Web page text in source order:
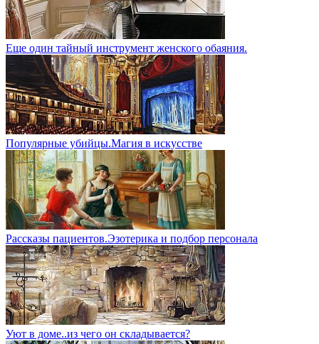
Еще один тайный инструмент женского обаяния.
Популярные убийцы.Магия в искусстве
Рассказы пациентов.Эзотерика и подбор персонала
Уют в доме..из чего он складывается?